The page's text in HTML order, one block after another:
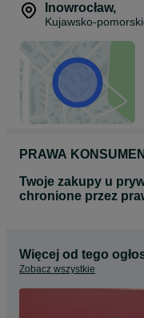
Inowrocław,
Kujawsko-
PRAWA
Twoje zakupy u
chronione przez
Więcej od tego
Zobacz wszystkie